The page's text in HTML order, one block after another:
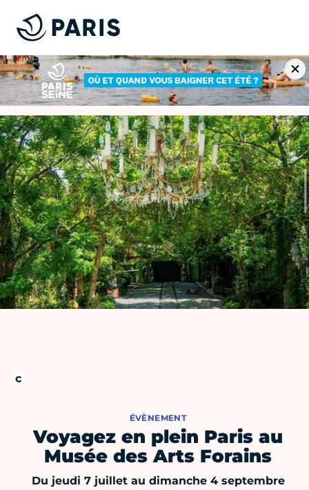
ÉVÈNEMENT
Voyagez en plein Paris au
Musée des Arts Forains
Du jeudi 7 juillet au dimanche 4 septembre